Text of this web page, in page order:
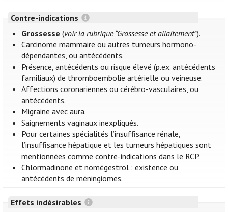
Contre-indications
Grossesse (voir la rubrique “Grossesse et allaitement”).
Carcinome mammaire ou autres tumeurs hormono-
dépendantes, ou antécédents.
Présence, antécédents ou risque élevé (p.ex. antécédents
familiaux) de thromboembolie artérielle ou veineuse.
Affections coronariennes ou cérébro-vasculaires, ou
antécédents.
Migraine avec aura.
Saignements vaginaux inexpliqués.
Pour certaines spécialités l’insuffisance rénale,
l’insuffisance hépatique et les tumeurs hépatiques sont
mentionnées comme contre-indications dans le RCP.
Chlormadinone et nomégestrol : existence ou
antécédents de méningiomes.
Effets indésirables